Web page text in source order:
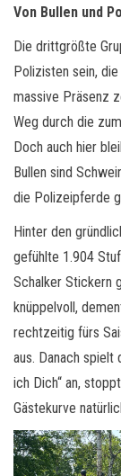
Von Bullen und
Die drittgrößte
Polizisten sein,
massive Präsenz
Weg durch die
Doch auch hier
Bullen sind
die Polizeipferde
Hinter den
gefühlte 1.904
Schalker Stickern
knüppelvoll,
rechtzeitig fürs
aus. Danach spielt
ich Dich“ an,
Gästekurve